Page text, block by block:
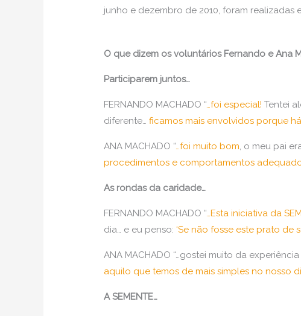
junho e dezembro de 2010, foram
O que dizem os voluntários Fernando e Ana
Participarem juntos…
FERNANDO MACHADO “…foi especial! Tentei
diferente…ficamos mais envolvidos porque
ANA MACHADO “…foi muito bom, o meu pai
procedimentos e comportamentos
As rondas da caridade…
FERNANDO MACHADO “…Esta iniciativa da
dia… e eu penso:‘Se não fosse este prato de
ANA MACHADO “…gostei muito da
aquilo que temos de mais simples no nosso
A SEMENTE…